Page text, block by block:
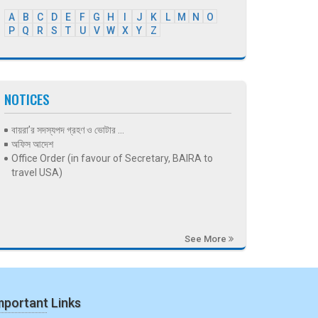
A B C D E F G H J K L M N
O
P
Q R S T U V W X Y Z
NOTICES
বায়রা’র সদস্যপদ গ্রহণ ও ভোটার ...
অফিস আদেশ
Office Order (in favour of Secretary, BAIRA to
travel USA)
See More
Links